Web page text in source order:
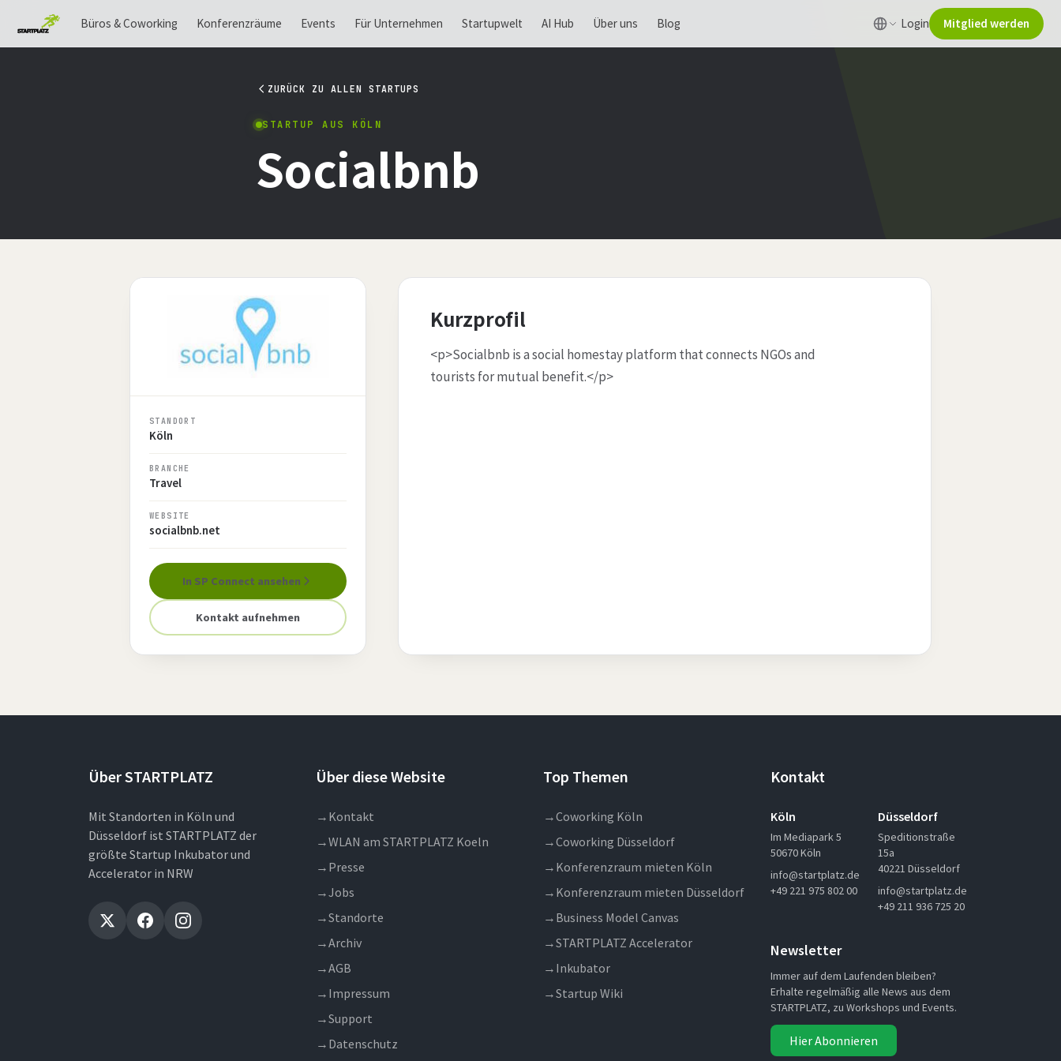
Büros & Coworking Konferenzräume Events Für Unternehmen Startupwelt AI Hub Über uns Blog Login Mitglied werden
ZURÜCK ZU ALLEN STARTUPS
STARTUP AUS KÖLN
Socialbnb
STANDORT
Köln
BRANCHE
Travel
WEBSITE
socialbnb.net
In SP Connect ansehen
Kontakt aufnehmen
Kurzprofil
<p>Socialbnb is a social homestay platform that connects NGOs and
tourists for mutual benefit.</p>
Über STARTPLATZ
Mit Standorten in Köln und
Düsseldorf ist STARTPLATZ der
größte Startup Inkubator und
Accelerator in NRW
Über diese Website
→ Kontakt
→WLAN am STARTPLATZ Koeln
→ Presse
→Jobs
→Standorte
→Archiv
→AGB
→ Impressum
→Support
→ Datenschutz
Top Themen
→Coworking Köln
→Coworking Düsseldorf
→ Konferenzraum mieten Köln
→ Konferenzraum mieten Düsseldorf
→ Business Model Canvas
→STARTPLATZ Accelerator
→ Inkubator
→Startup Wiki
Kontakt
Köln
Im Mediapark 5
50670 Köln
info@startplatz.de
+49 221 975 802 00
Düsseldorf
Speditionstraße
15a
40221 Düsseldorf
info@startplatz.de
+49 211 936 725 20
Newsletter
Immer auf dem Laufenden bleiben?
Erhalte regelmäßig alle News aus dem
STARTPLATZ, zu Workshops und Events.
Hier Abonnieren